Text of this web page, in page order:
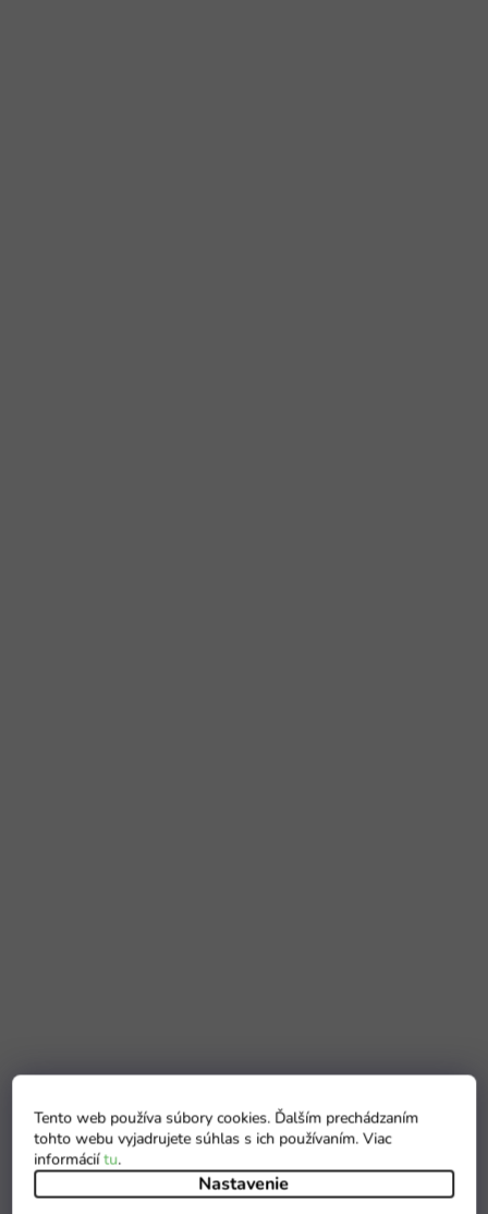
Tento web používa súbory cookies. Ďalším prechádzaním
tohto webu vyjadrujete súhlas s ich používaním. Viac
informáciítu.
Nastavenie